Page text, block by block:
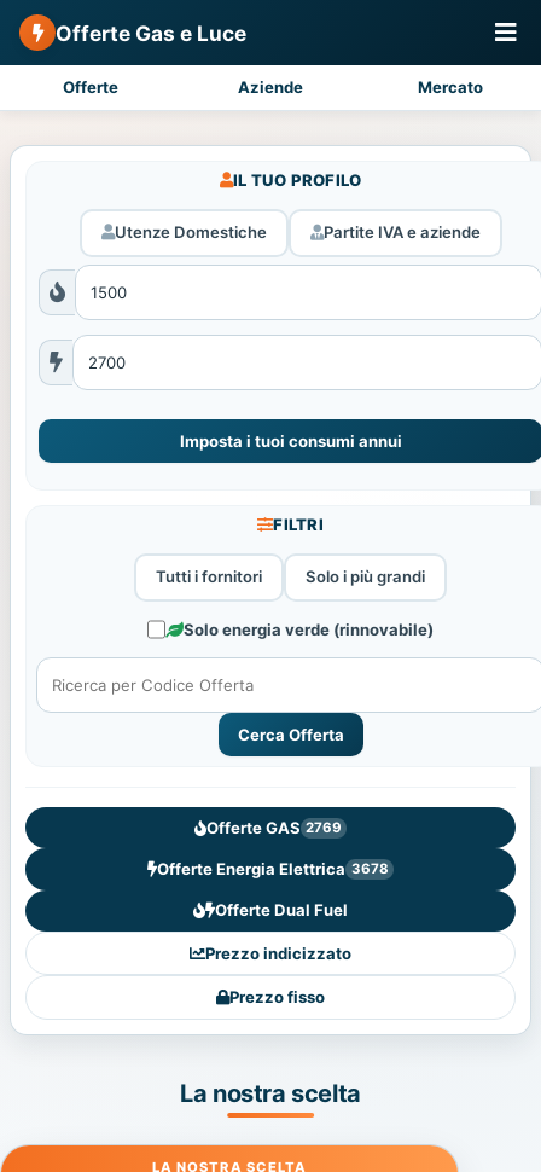
Offerte Gas e Luce
Offerte Aziende Mercato
IL TUO PROFILO
Utenze Domestiche Partite IVA e aziende
Imposta i tuoi consumi annui
FILTRI
Tutti i fornitori Solo i più grandi
Solo energia verde (rinnovabile)
Cerca Offerta
Offerte GAS 2769
Offerte Energia Elettrica 3678
Offerte Dual Fuel
Prezzo indicizzato
Prezzo fisso
La nostra scelta